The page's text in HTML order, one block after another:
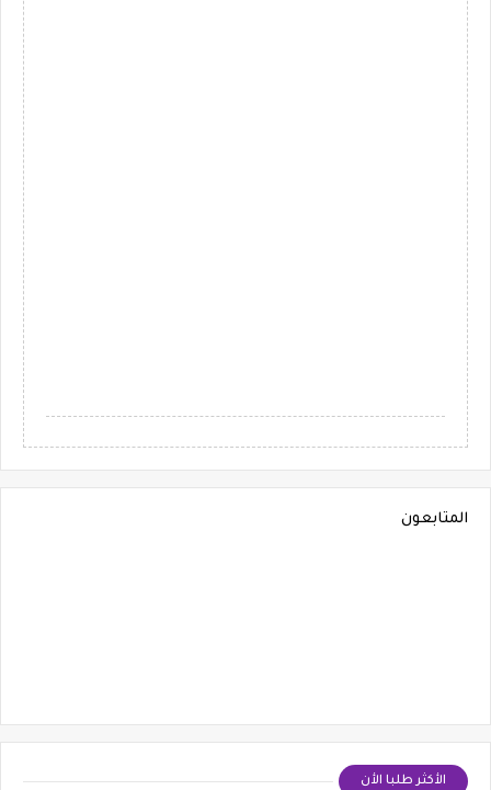
المتابعون
الأكثر طلبا الأن